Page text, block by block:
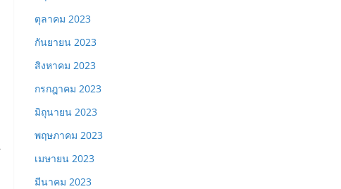
ตุลาคม 2023
กันยายน 2023
สิงหาคม 2023
กรกฎาคม 2023
มิถุนายน 2023
พฤษภาคม 2023
เมษายน 2023
มีนาคม 2023